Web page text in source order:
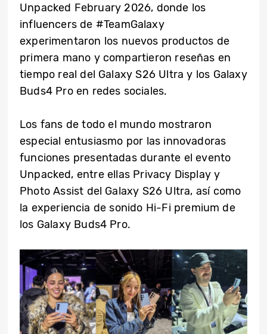
Unpacked February 2026, donde los
influencers de #TeamGalaxy
experimentaron los nuevos productos de
primera mano y compartieron reseñas en
tiempo real del Galaxy S26 Ultra y los Galaxy
Buds4 Pro en redes sociales.
Los fans de todo el mundo mostraron
especial entusiasmo por las innovadoras
funciones presentadas durante el evento
Unpacked, entre ellas Privacy Display y
Photo Assist del Galaxy S26 Ultra, así como
la experiencia de sonido Hi-Fi premium de
los Galaxy Buds4 Pro.